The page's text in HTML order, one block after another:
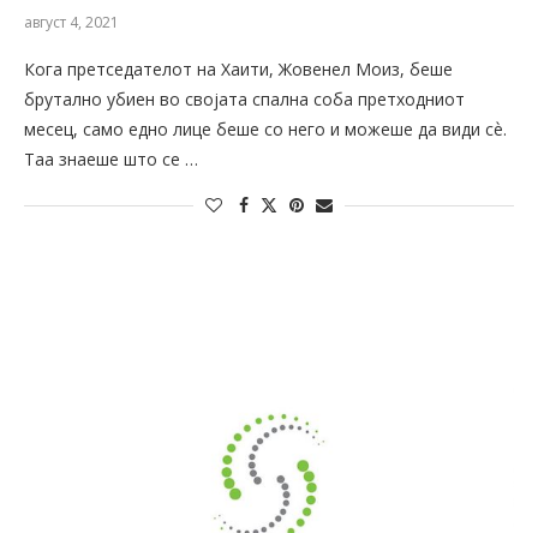
август 4, 2021
Кога претседателот на Хаити, Жовенел Моиз, беше
брутално убиен во својата спална соба претходниот
месец, само едно лице беше со него и можеше да види сѐ.
Таа знаеше што се …